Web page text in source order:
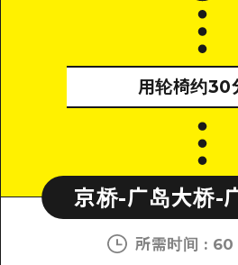
用轮椅约30
京桥-广岛大桥-
所需时间 : 60